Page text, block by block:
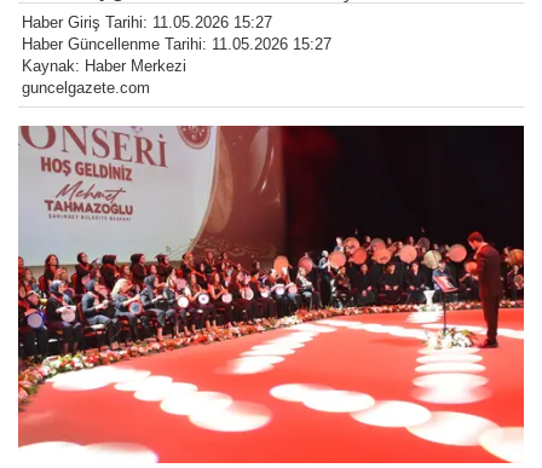
Haber Giriş Tarihi: 11.05.2026 15:27
Haber Güncellenme Tarihi: 11.05.2026 15:27
Kaynak: Haber Merkezi
guncelgazete.com